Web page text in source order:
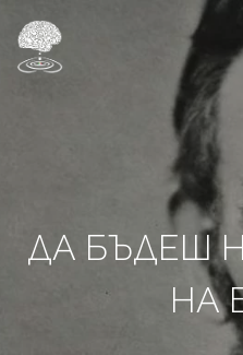
ДА БЪДЕШ
НА